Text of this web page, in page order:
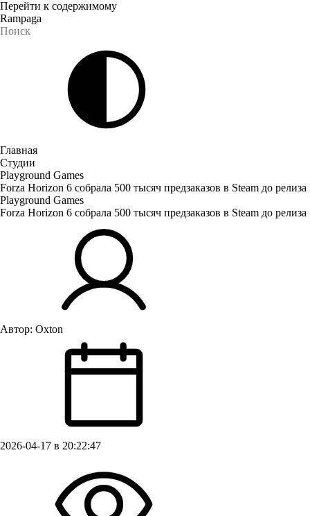
Перейти к содержимому
Rampaga
Главная
Студии
Playground Games
Forza Horizon 6 собрала 500 тысяч предзаказов в Steam до релиза
Playground Games
Forza Horizon 6 собрала 500 тысяч предзаказов в Steam до релиза
Автор: Oxton
2026-04-17 в 20:22:47